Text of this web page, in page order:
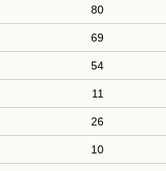
80
69
54
11
26
10